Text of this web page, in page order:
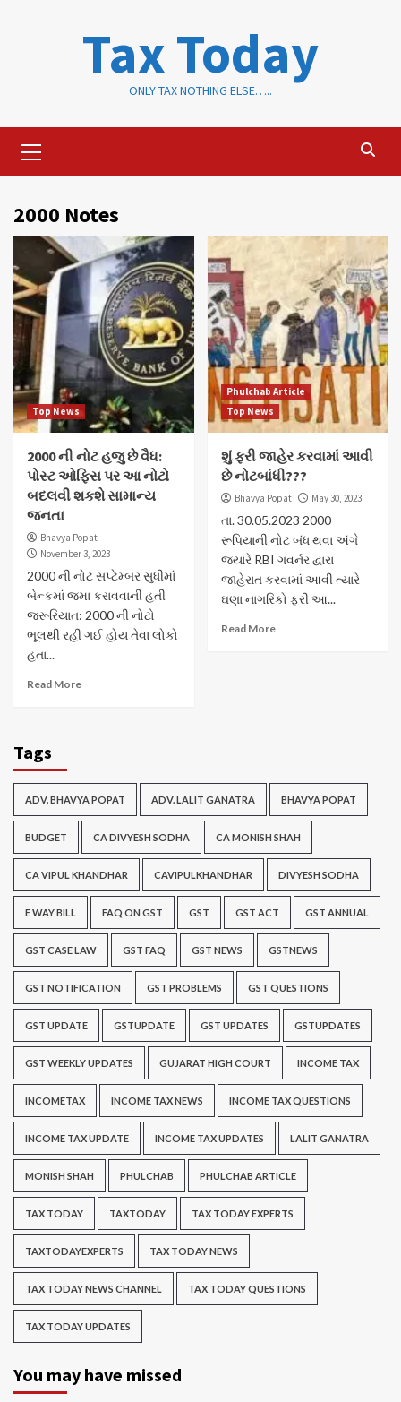
Tax Today
ONLY TAX NOTHING ELSE…..
Menu
2000 Notes
Top News
2000 ની નોટ હજુ છે વૈધ:
પોસ્ટ ઓફિસ પર આ નોટો
બદલવી શકશે સામાન્ય
જનતા
Bhavya Popat
November 3, 2023
2000 ની નોટ સપ્ટેમ્બર સુધીમાં
બેન્કમાં જમા કરાવવાની હતી
જરૂરિયાત: 2000 ની નોટો
ભૂલથી રહી ગઈ હોય તેવા લોકો
હતા...
Read More
Phulchab Article
Top News
શું ફરી જાહેર કરવામાં આવી
છે નોટબાંધી???
Bhavya Popat May 30, 2023
તા. 30.05.2023 2000
રૂપિયાની નોટ બંધ થવા અંગે
જ્યારે RBI ગવર્નર દ્વારા
જાહેરાત કરવામાં આવી ત્યારે
ઘણા નાગરિકો ફરી આ...
Read More
Tags
ADV. BHAVYA POPAT ADV. LALIT GANATRA BHAVYA POPAT
BUDGET CA DIVYESH SODHA CA MONISH SHAH
CA VIPUL KHANDHAR CAVIPULKHANDHAR DIVYESH SODHA
E WAY BILL FAQ ON GST GST GST ACT GST ANNUAL
GST CASE LAW GST FAQ GST NEWS GSTNEWS
GST NOTIFICATION GST PROBLEMS GST QUESTIONS
GST UPDATE GSTUPDATE GST UPDATES GSTUPDATES
GST WEEKLY UPDATES GUJARAT HIGH COURT INCOME TAX
INCOMETAX INCOME TAX NEWS INCOME TAX QUESTIONS
INCOME TAX UPDATE INCOME TAX UPDATES LALIT GANATRA
MONISH SHAH PHULCHAB PHULCHAB ARTICLE
TAX TODAY TAXTODAY TAX TODAY EXPERTS
TAXTODAYEXPERTS TAX TODAY NEWS
TAX TODAY NEWS CHANNEL TAX TODAY QUESTIONS
TAX TODAY UPDATES
You may have missed